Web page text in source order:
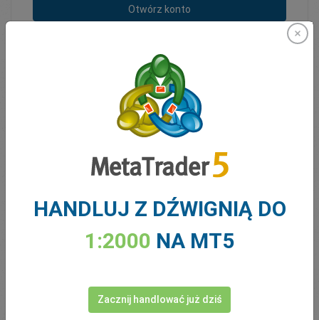
Otwórz konto
Otwarte pozycje łącznie Z/S
Handluj XMR/USD, zawierając transakcje spot
Monero to kryptowaluta skupiającą się na ochronie
HANDLUJ Z DŹWIGNIĄ DO
1:2000 NA MT5
Zacznij handlować już dziś